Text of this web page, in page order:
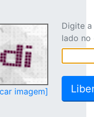
imagem]
Digite
lado no